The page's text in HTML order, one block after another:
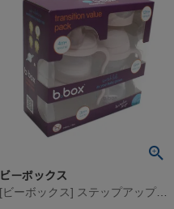
ビーボックス
[ビーボックス] ステップアップマグパック ブラッシュピンク